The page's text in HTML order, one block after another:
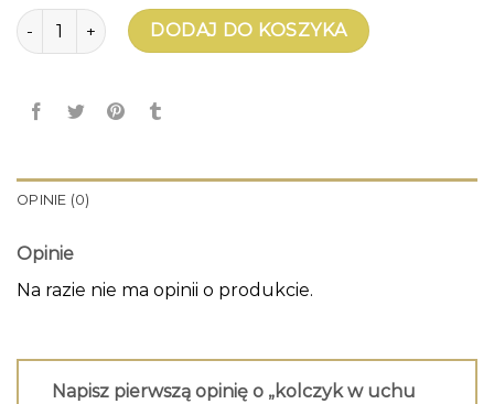
ilość kolczyk w uchu helixDODAJ DO KOSZYKA
OPINIE (0)
Opinie
Na razie nie ma opinii o produkcie.
Napisz pierwszą opinię o „kolczyk w uchu